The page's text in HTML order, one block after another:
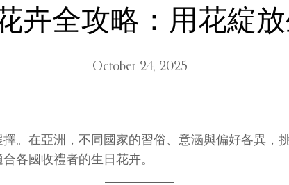
卉全攻略：用花綻
October 24, 2025
。在亞洲，不同國家的習俗、意涵與偏好各異，
各國收禮者的生日花卉。